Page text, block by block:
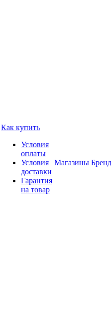
Как купить
Условия
оплаты
Условия
доставки
Гарантия
на товар
Магазины